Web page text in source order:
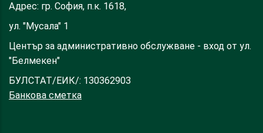
Адрес: гр. София, п.к. 1618,
ул. "Мусала" 1
Център за административно обслужване - вход от ул.
"Белмекен"
БУЛСТАТ/ЕИК/: 130362903
Банкова сметка